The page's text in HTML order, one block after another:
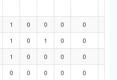
1 0 0 0 0
1 0 1 0 0
1 0 0 0 0
0 0 0 0 0